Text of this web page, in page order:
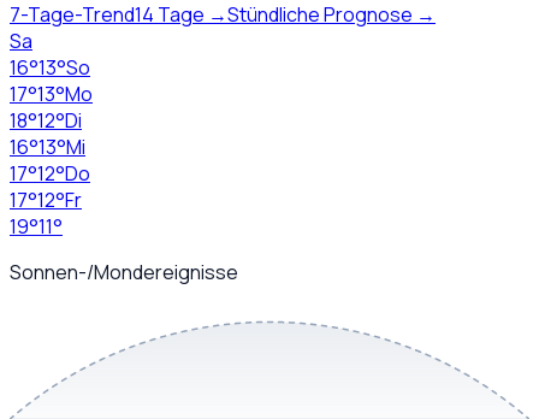
7-Tage-Trend14 Tage →Stündliche Prognose →
Sa
16°13°So
17°13°Mo
18°12°Di
16°13°Mi
17°12°Do
17°12°Fr
19°11°
Sonnen-/Mondereignisse